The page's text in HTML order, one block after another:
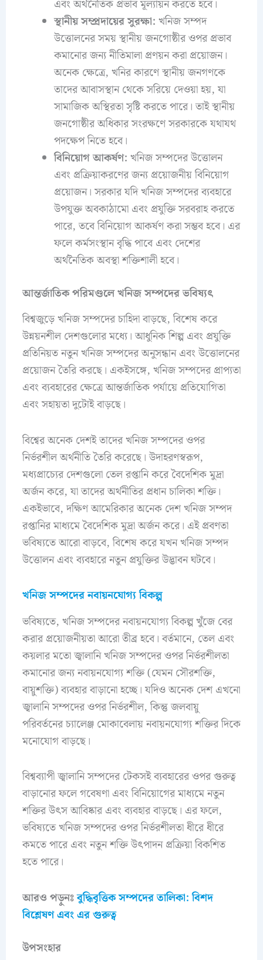
এবং অর্থনৈতিক প্রভাব মূল্যায়ন করতে হবে।
স্থানীয় সম্প্রদায়ের সুরক্ষা: খনিজ সম্পদ
উত্তোলনের সময় স্থানীয় জনগোষ্ঠীর ওপর প্রভাব
কমানোর জন্য নীতিমালা প্রণয়ন করা প্রয়োজন।
অনেক ক্ষেত্রে, খনির কারণে স্থানীয় জনগণকে
তাদের আবাসস্থান থেকে সরিয়ে দেওয়া হয়, যা
সামাজিক অস্থিরতা সৃষ্টি করতে পারে। তাই স্থানীয়
জনগোষ্ঠীর অধিকার সংরক্ষণে সরকারকে যথাযথ
পদক্ষেপ নিতে হবে।
বিনিয়োগ আকর্ষণ: খনিজ সম্পদের উত্তোলন
এবং প্রক্রিয়াকরণের জন্য প্রয়োজনীয় বিনিয়োগ
প্রয়োজন। সরকার যদি খনিজ সম্পদের ব্যবহারে
উপযুক্ত অবকাঠামো এবং প্রযুক্তি সরবরাহ করতে
পারে, তবে বিনিয়োগ আকর্ষণ করা সম্ভব হবে। এর
ফলে কর্মসংস্থান বৃদ্ধি পাবে এবং দেশের
অর্থনৈতিক অবস্থা শক্তিশালী হবে।
আন্তর্জাতিক পরিমণ্ডলে খনিজ সম্পদের ভবিষ্যৎ
বিশ্বজুড়ে খনিজ সম্পদের চাহিদা বাড়ছে, বিশেষ করে
উন্নয়নশীল দেশগুলোর মধ্যে। আধুনিক শিল্প এবং প্রযুক্তি
প্রতিনিয়ত নতুন খনিজ সম্পদের অনুসন্ধান এবং উত্তোলনের
প্রয়োজন তৈরি করছে। একইসঙ্গে, খনিজ সম্পদের প্রাপ্যতা
এবং ব্যবহারের ক্ষেত্রে আন্তর্জাতিক পর্যায়ে প্রতিযোগিতা
এবং সহায়তা দুটোই বাড়ছে।
বিশ্বের অনেক দেশই তাদের খনিজ সম্পদের ওপর
নির্ভরশীল অর্থনীতি তৈরি করেছে। উদাহরণস্বরূপ,
মধ্যপ্রাচ্যের দেশগুলো তেল রপ্তানি করে বৈদেশিক মুদ্রা
অর্জন করে, যা তাদের অর্থনীতির প্রধান চালিকা শক্তি।
একইভাবে, দক্ষিণ আমেরিকার অনেক দেশ খনিজ সম্পদ
রপ্তানির মাধ্যমে বৈদেশিক মুদ্রা অর্জন করে। এই প্রবণতা
ভবিষ্যতে আরো বাড়বে, বিশেষ করে যখন খনিজ সম্পদ
উত্তোলন এবং ব্যবহারে নতুন প্রযুক্তির উদ্ভাবন ঘটবে।
খনিজ সম্পদের নবায়নযোগ্য বিকল্প
ভবিষ্যতে, খনিজ সম্পদের নবায়নযোগ্য বিকল্প খুঁজে বের
করার প্রয়োজনীয়তা আরো তীব্র হবে। বর্তমানে, তেল এবং
কয়লার মতো জ্বালানি খনিজ সম্পদের ওপর নির্ভরশীলতা
কমানোর জন্য নবায়নযোগ্য শক্তি (যেমন সৌরশক্তি,
বায়ুশক্তি) ব্যবহার বাড়ানো হচ্ছে। যদিও অনেক দেশ এখনো
জ্বালানি সম্পদের ওপর নির্ভরশীল, কিন্তু জলবায়ু
পরিবর্তনের চ্যালেঞ্জ মোকাবেলায় নবায়নযোগ্য শক্তির দিকে
মনোযোগ বাড়ছে।
বিশ্বব্যাপী জ্বালানি সম্পদের টেকসই ব্যবহারের ওপর গুরুত্ব
বাড়ানোর ফলে গবেষণা এবং বিনিয়োগের মাধ্যমে নতুন
শক্তির উৎস আবিষ্কার এবং ব্যবহার বাড়ছে। এর ফলে,
ভবিষ্যতে খনিজ সম্পদের ওপর নির্ভরশীলতা ধীরে ধীরে
কমতে পারে এবং নতুন শক্তি উৎপাদন প্রক্রিয়া বিকশিত
হতে পারে।
আরও পড়ুনঃবুদ্ধিবৃত্তিক সম্পদের তালিকা: বিশদ
বিশ্লেষণ এবং এর গুরুত্ব
উপসংহার